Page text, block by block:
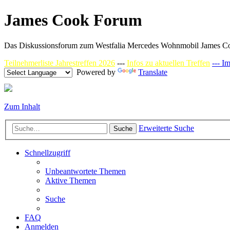
James Cook Forum
Das Diskussionsforum zum Westfalia Mercedes Wohnmobil James
Teilnehmerliste Jahrestreffen 2026 --- Infos zu aktuellen Treffen ---
Powered by
Translate
Zum Inhalt
Suche Erweiterte Suche
Schnellzugriff
Unbeantwortete Themen
Aktive Themen
Suche
FAQ
Anmelden